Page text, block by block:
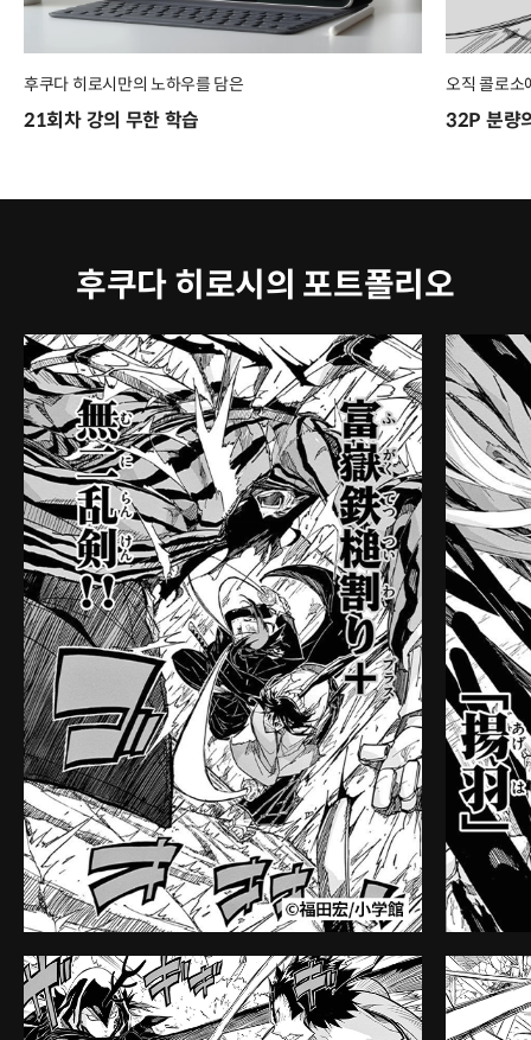
후쿠다 히로시만의 노하우를 담은
21회차 강의 무한 학습
오직 콜로소
32P 분량
후쿠다 히로시의 포트폴리오